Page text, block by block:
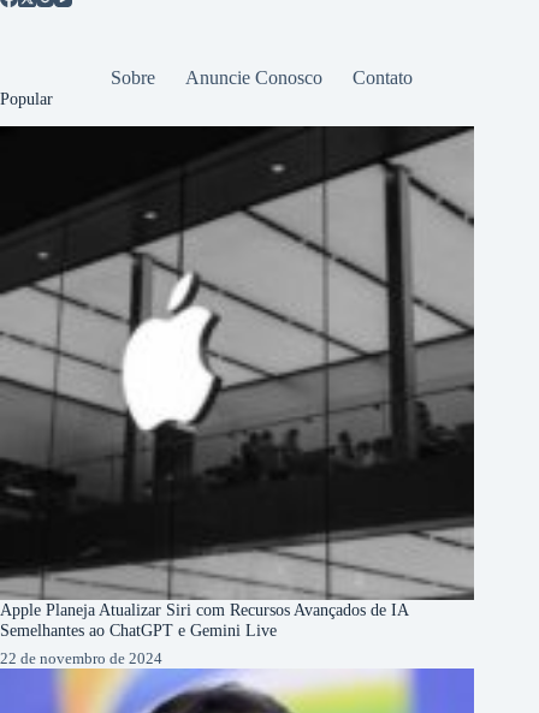
Sobre Anuncie Conosco Contato
Popular
Apple Planeja Atualizar Siri com Recursos Avançados de IA
Semelhantes ao ChatGPT e Gemini Live
22 de novembro de 2024